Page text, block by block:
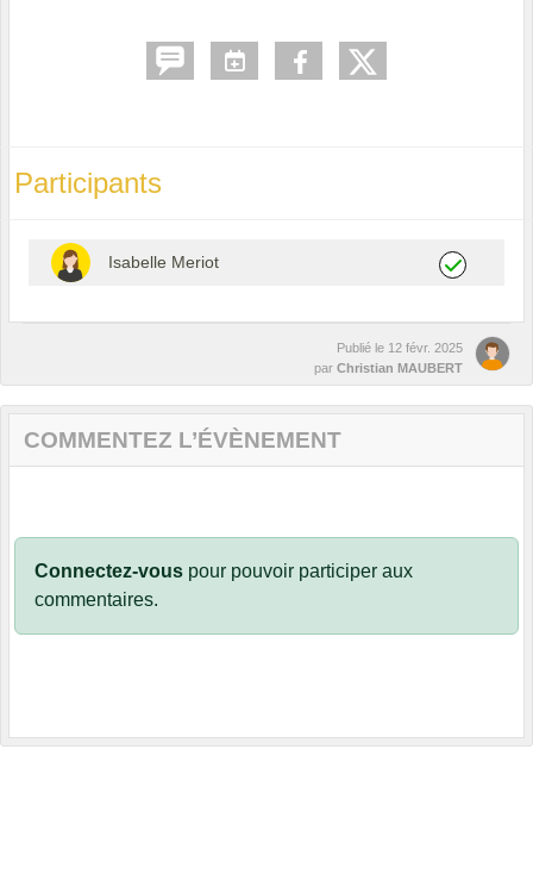
Participants
Isabelle Meriot
Publié le 12 févr. 2025
par Christian MAUBERT
COMMENTEZ L’ÉVÈNEMENT
Connectez-vous pour pouvoir participer aux
commentaires.